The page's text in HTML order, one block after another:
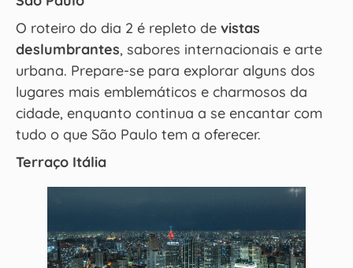
O roteiro do dia 2 é repleto de vistas
deslumbrantes, sabores internacionais e arte
urbana. Prepare-se para explorar alguns dos
lugares mais emblemáticos e charmosos da
cidade, enquanto continua a se encantar com
tudo o que São Paulo tem a oferecer.
Terraço Itália